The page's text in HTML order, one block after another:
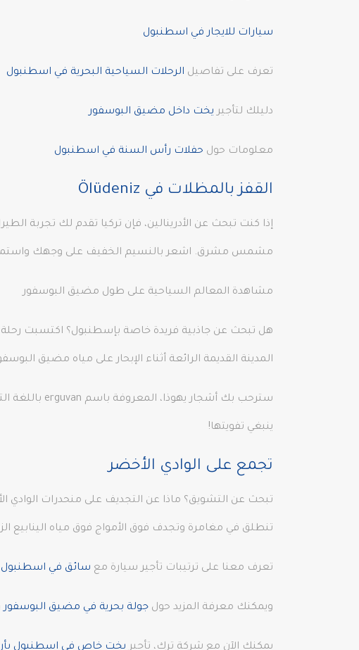
سيارات للايجار في اسطنبول
تعرف على تفاصيل الرحلات السياحية البحرية في اسطنبول
دليلك لتأجير يخت داخل مضيق البوسفور
معلومات حول حفلات رأس السنة في اسطنبول
القفز بالمظلات في Ölüdeniz
إذا كنت تبحث عن الأدرينالين، فإن تركيا تقدم لك تجربة
مشمس مشرق. اشعر بالنسيم الخفيف على وجهك واستمتع
مشاهدة المعالم السياحية على طول مضيق البوسفور
هل تبحث عن جاذبية فريدة خاصة بإسطنبول؟ اكتسبت رحلة
المدينة القديمة الرائعة أثناء الإبحار على مياه مضيق
ينبغي تفويتها!
تجمع على الوادي الأخضر
تنطلق في مغامرة وتجدف فوق الأمواج فوق مياه الينابيع
تعرف معنا على ترتيبات تأجير سيارة مع سائق في اسطنبول
ويمكنك معرفة المزيد حول جولة بحرية في مضيق البوسفور
يمكنك الآن مع شركة ترك، تأجير يخت خاص في اسطنبول